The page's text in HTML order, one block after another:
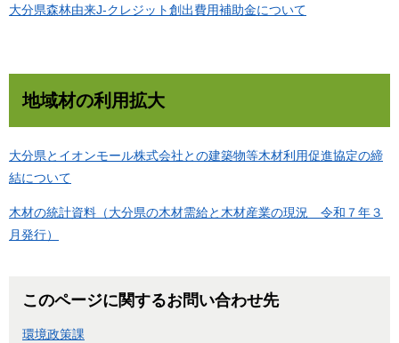
大分県森林由来J-クレジット創出費用補助金について
地域材の利用拡大
大分県とイオンモール株式会社との建築物等木材利用促進協定の締
結について
木材の統計資料（大分県の木材需給と木材産業の現況 令和７年３
月発行）
このページに関するお問い合わせ先
環境政策課